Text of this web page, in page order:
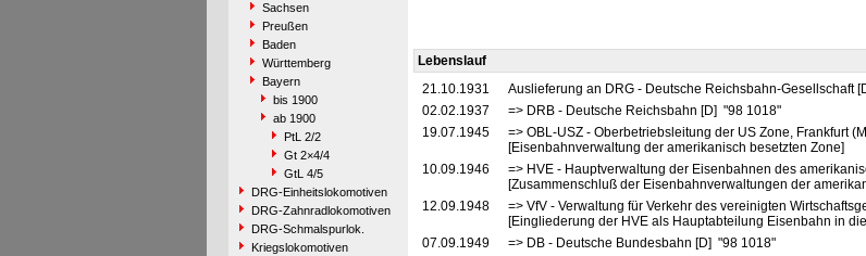
Sachsen
Preußen
Baden
Württemberg
Bayern
bis 1900
ab 1900
PtL 2/2
Gt 2×4/4
GtL 4/5
DRG-Einheitslokomotiven
DRG-Zahnradlokomotiven
DRG-Schmalspurlok.
Kriegslokomotiven
Lebenslauf
21.10.1931
Auslieferung an DRG - Deutsche Reichsbahn-Gesellschaft
02.02.1937
=> DRB - Deutsche Reichsbahn [D] "98 1018"
19.07.1945
=> OBL-USZ - Oberbetriebsleitung der US Zone, Frankfurt
[Eisenbahnverwaltung der amerikanisch besetzten Zone]
10.09.1946
=> HVE - Hauptverwaltung der Eisenbahnen des
[Zusammenschluß der Eisenbahnverwaltungen der
12.09.1948
=> VfV - Verwaltung für Verkehr des vereinigten
[Eingliederung der HVE als Hauptabteilung Eisenbahn in
07.09.1949
=> DB - Deutsche Bundesbahn [D] "98 1018"